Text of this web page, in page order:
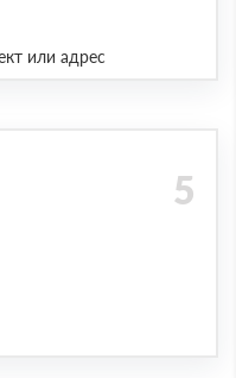
или адрес